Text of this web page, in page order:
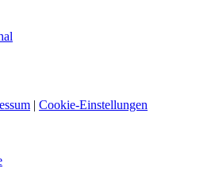
| Cookie-Einstellungen